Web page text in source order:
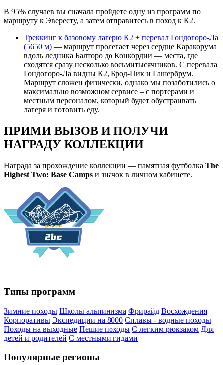
В 95% случаев вы сначала пройдете одну из программ по
маршруту к Эвересту, а затем отправитесь в поход к К2.
Треккинг к базовому лагерю К2 + перевал Гондогоро-Ла
(5650 м) — маршрут пролегает через сердце Каракорума
вдоль ледника Балторо до Конкордии — места, где
сходятся сразу несколько восьмитысячников. С перевала
Гондогоро-Ла видны К2, Брод-Пик и Гашербрум.
Маршрут сложен физически, однако мы позаботились о
максимально возможном сервисе – с портерами и
местным персоналом, который будет обустраивать
лагеря и готовить еду.
ПРИМИ ВЫЗОВ И ПОЛУЧИ
НАГРАДУ КОЛЛЕКЦИИ
Награда за прохождение коллекции — памятная футболка The
Highest Two: Base Camps и значок в личном кабинете.
Типы программ
Зимние походы Школы альпинизма Фрирайд Восхождения
Корпоративы Экспедиции на 8000 Сплавы - водные походы
Походы на выходные Пешие походы С легким рюкзаком Для
детей и родителей С местными гидами
Популярные регионы